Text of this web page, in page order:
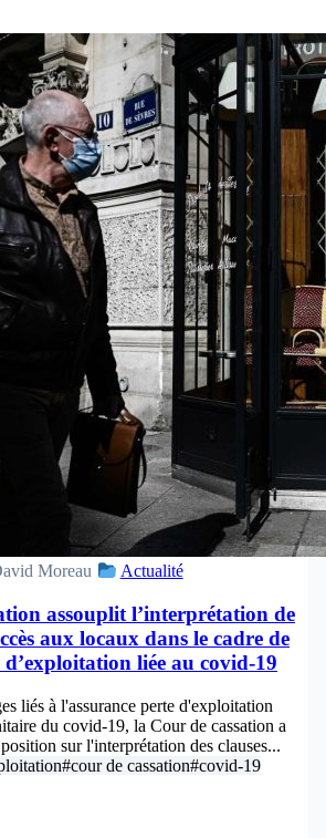
Moreau Actualité
assouplit l’interprétation de
aux locaux dans le cadre de
d’exploitation liée au covid-19
liés à l'assurance perte d'exploitation
du covid-19, la Cour de cassation a
sur l'interprétation des clauses...
#cour de cassation#covid-19